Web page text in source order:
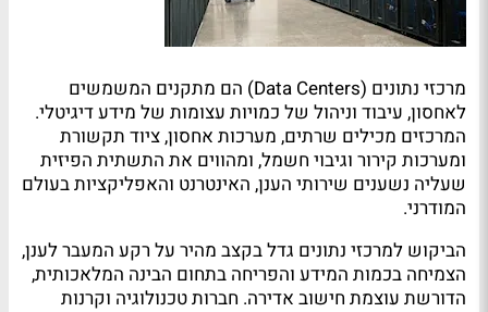
מרכזי נתונים (Data Centers) הם מתקנים המשמשים
לאחסון, עיבוד וניהול של כמויות עצומות של מידע דיגיטלי.
המרכזים מכילים שרתים, מערכות אחסון, ציוד תקשורת
ומערכות קירור וגיבוי חשמל, ומהווים את התשתית הפיזית
שעליה נשענים שירותי הענן, האינטרנט והאפליקציות בעולם
המודרני.
הביקוש למרכזי נתונים גדל בקצב מהיר על רקע המעבר לענן,
הצמיחה בכמות המידע והפריחה בתחום הבינה המלאכותית,
הדורשת עוצמת חישוב אדירה. חברות טכנולוגיה וקרנות